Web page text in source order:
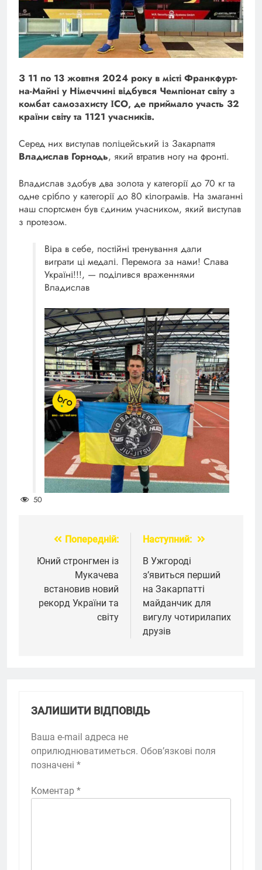
З 11 по 13 жовтня 2024 року в місті Франкфурт-
на-Майні у Німеччині відбувся Чемпіонат світу з
комбат самозахисту ІСО, де приймало участь 32
країни світу та 1121 учасників.
Серед них виступав поліцейський із Закарпаття
Владислав Горнодь, який втратив ногу на фронті.
Владислав здобув два золота у категорії до 70 кг та
одне срібло у категорії до 80 кілограмів. На змаганні
наш спортсмен був єдиним учасником, який виступав
з протезом.
Віра в себе, постійні тренування дали
виграти ці медалі. Перемога за нами! Слава
Україні!!!, — поділився враженнями
Владислав
50
Навігація
записів
Попередній:
Юний стронгмен із
Мукачева
встановив новий
рекорд України та
світу
Наступний:
В Ужгороді
з’явиться перший
на Закарпатті
майданчик для
вигулу чотирилапих
друзів
ЗАЛИШИТИ ВІДПОВІДЬ
Ваша e-mail адреса не
оприлюднюватиметься. Обов’язкові поля
позначені *
Коментар *